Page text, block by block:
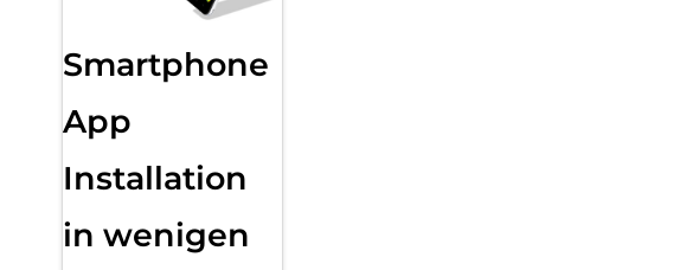
Smartphone
App
Installation
in wenigen